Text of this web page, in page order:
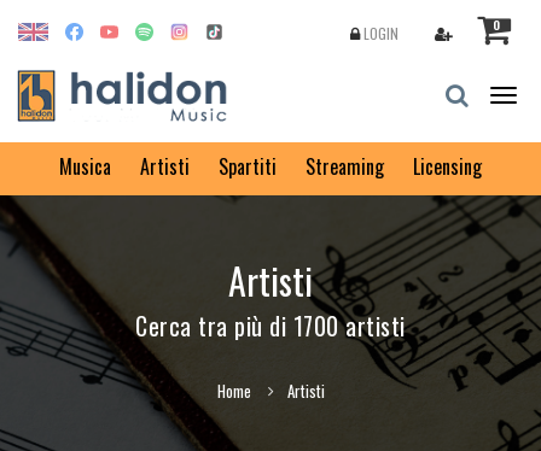
0
LOGIN
Musica Artisti Spartiti Streaming Licensing
Artisti
Cerca tra più di 1700 artisti
Home Artisti